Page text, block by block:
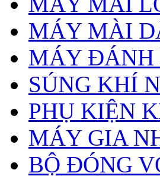
MÁY MÀI
MÁY ĐÁNH
SÚNG KHÍ
PHỤ KIỆN
MÁY GIA
BỘ ĐÓNG